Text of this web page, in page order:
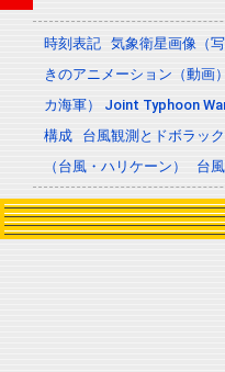
時刻表記 気象衛星画像（写
きのアニメーション（動画）
カ海軍） Joint Typhoon
構成
台風観測とドボラッ
（台風・ハリケーン）
台